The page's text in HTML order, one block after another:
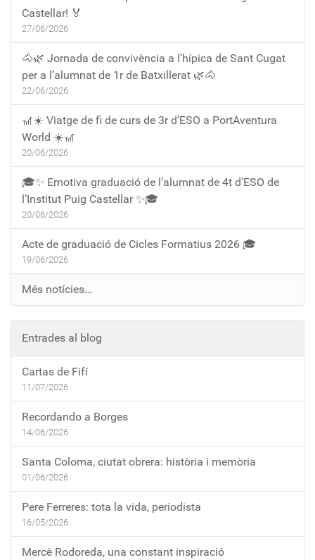
Castellar! 🏅
27/06/2026
🐴🌿 Jornada de convivència a l’hípica de Sant Cugat
per a l’alumnat de 1r de Batxillerat 🌿🐴
22/06/2026
🎢☀️ Viatge de fi de curs de 3r d’ESO a PortAventura
World ☀️🎢
20/06/2026
🎓✨ Emotiva graduació de l’alumnat de 4t d’ESO de
l’Institut Puig Castellar ✨🎓
20/06/2026
Acte de graduació de Cicles Formatius 2026 🎓
19/06/2026
Més notícies…
Entrades al blog
Cartas de Fifí
11/07/2026
Recordando a Borges
14/06/2026
Santa Coloma, ciutat obrera: història i memòria
01/06/2026
Pere Ferreres: tota la vida, periodista
16/05/2026
Mercè Rodoreda, una constant inspiració